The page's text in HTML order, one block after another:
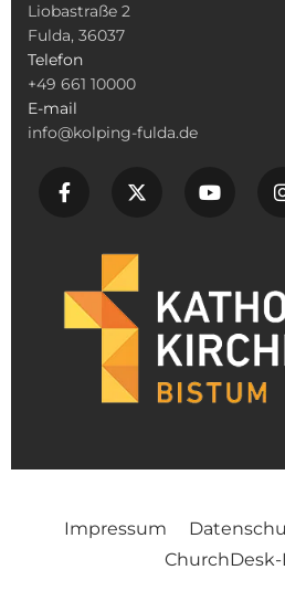
Liobastraße 2
Fulda, 36037
Telefon
+49 661 10000
E-mail
info@kolping-fulda.de
Impressum